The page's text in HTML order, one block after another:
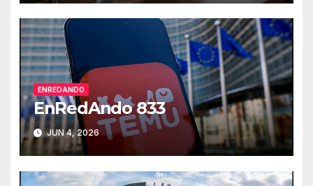
ENREDANDO
EnRedAndo 833
JUN 4, 2026